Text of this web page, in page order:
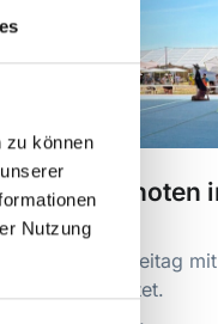
zu können
Nutzung
Spitzennoten
Islikon ist am Freitag mit
gestartet.
Neunforn,